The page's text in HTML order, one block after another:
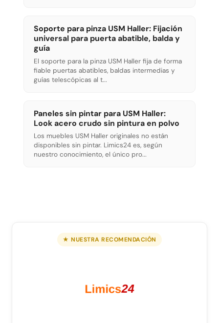
Soporte para pinza USM Haller: Fijación
universal para puerta abatible, balda y
guía
El soporte para la pinza USM Haller fija de forma
fiable puertas abatibles, baldas intermedias y
guías telescópicas al t...
Paneles sin pintar para USM Haller:
Look acero crudo sin pintura en polvo
Los muebles USM Haller originales no están
disponibles sin pintar. Limics24 es, según
nuestro conocimiento, el único pro...
★ NUESTRA RECOMENDACIÓN